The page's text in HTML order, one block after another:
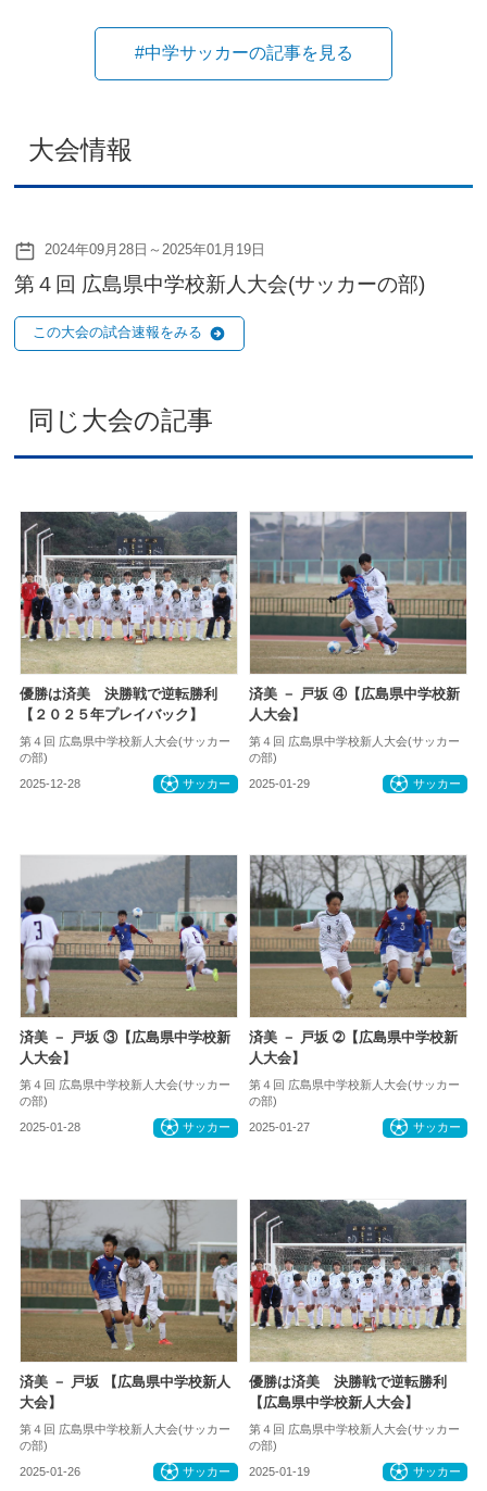
#中学サッカーの記事を見る
大会情報
2024年09月28日～2025年01月19日
第４回 広島県中学校新人大会(サッカーの部)
この大会の試合速報をみる
同じ大会の記事
優勝は済美 決勝戦で逆転勝利
【２０２５年プレイバック】
第４回 広島県中学校新人大会(サッカー
の部)
2025-12-28 サッカー
済美 － 戸坂 ④【広島県中学校新
人大会】
第４回 広島県中学校新人大会(サッカー
の部)
2025-01-29 サッカー
済美 － 戸坂 ③【広島県中学校新
人大会】
第４回 広島県中学校新人大会(サッカー
の部)
2025-01-28 サッカー
済美 － 戸坂 ➁【広島県中学校新
人大会】
第４回 広島県中学校新人大会(サッカー
の部)
2025-01-27 サッカー
済美 － 戸坂 【広島県中学校新人
大会】
第４回 広島県中学校新人大会(サッカー
の部)
2025-01-26 サッカー
優勝は済美 決勝戦で逆転勝利
【広島県中学校新人大会】
第４回 広島県中学校新人大会(サッカー
の部)
2025-01-19 サッカー